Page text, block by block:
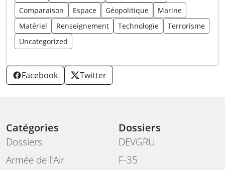
Comparaison
Espace Géopolitique
Marine
Matériel
Renseignement Technologie
Terrorisme
Uncategorized
Facebook Twitter
Catégories
Dossiers
Armée de l'Air
Dossiers
DEVGRU
F-35